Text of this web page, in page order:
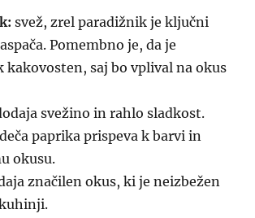
svež, zrel paradižnik je ključni
Pomembno je, da je
kakovosten, saj bo vplival na okus
svežino in rahlo sladkost.
paprika prispeva k barvi in
okusu.
značilen okus, ki je neizbežen